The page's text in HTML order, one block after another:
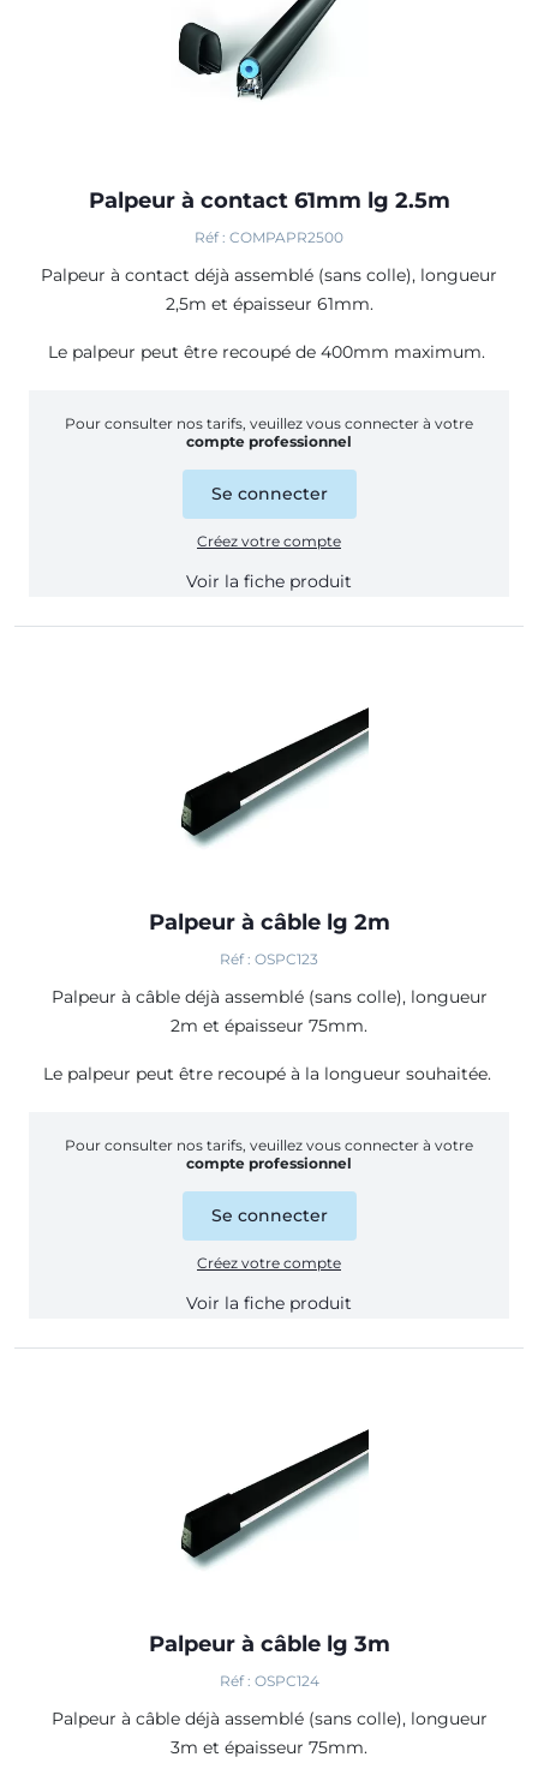
Palpeur à contact 61mm lg 2.5m
Réf : COMPAPR2500
Palpeur à contact déjà assemblé (sans colle), longueur
2,5m et épaisseur 61mm.
Le palpeur peut être recoupé de 400mm maximum.
Pour consulter nos tarifs, veuillez vous connecter à votre
compte professionnel
Se connecter
Créez votre compte
Voir la fiche produit
Palpeur à câble lg 2m
Réf : OSPC123
Palpeur à câble déjà assemblé (sans colle), longueur
2m et épaisseur 75mm.
Le palpeur peut être recoupé à la longueur souhaitée.
Pour consulter nos tarifs, veuillez vous connecter à votre
compte professionnel
Se connecter
Créez votre compte
Voir la fiche produit
Palpeur à câble lg 3m
Réf : OSPC124
Palpeur à câble déjà assemblé (sans colle), longueur
3m et épaisseur 75mm.